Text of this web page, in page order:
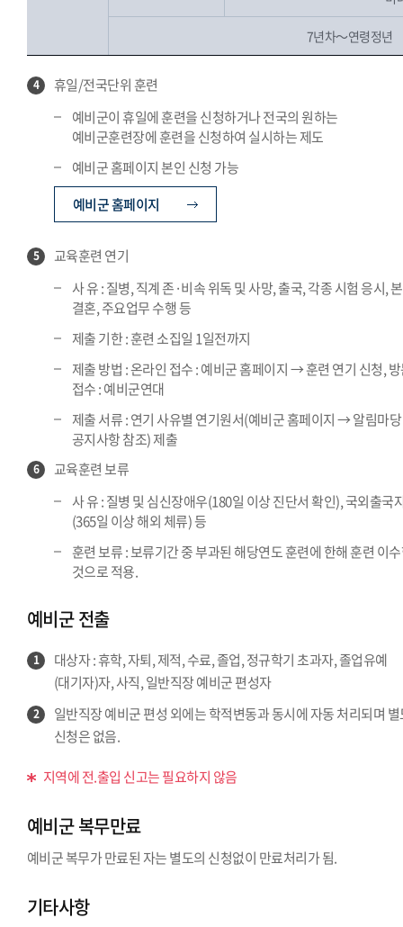
7년차～연령정년
4
휴일/전국단위 훈련
예비군이 휴일에 훈련을 신청하거나 전국의 원하는
예비군훈련장에 훈련을 신청하여 실시하는 제도
예비군 홈페이지 본인 신청 가능
예비군 홈페이지
5
교육훈련 연기
사 유 : 질병, 직계 존·비속 위독 및 사망, 출국, 각종 시험 응시,
결혼, 주요업무 수행 등
제출 기한 : 훈련 소집일 1일전까지
제출 방법 : 온라인 접수 : 예비군 홈페이지 → 훈련 연기 신청,
접수 : 예비군연대
제출 서류 : 연기 사유별 연기원서(예비군 홈페이지 → 알림마
공지사항 참조) 제출
6
교육훈련 보류
사 유 : 질병 및 심신장애우(180일 이상 진단서 확인), 국외출국
(365일 이상 해외 체류) 등
훈련 보류 : 보류기간 중 부과된 해당연도 훈련에 한해 훈련 이
것으로 적용.
예비군 전출
1
대상자 : 휴학, 자퇴, 제적, 수료, 졸업, 정규학기 초과자, 졸업유예
(대기자)자, 사직, 일반직장 예비군 편성자
2
일반직장 예비군 편성 외에는 학적변동과 동시에 자동 처리되며
신청은 없음.
지역에 전.출입 신고는 필요하지 않음
예비군 복무만료
예비군 복무가 만료된 자는 별도의 신청없이 만료처리가 됨.
기타사항